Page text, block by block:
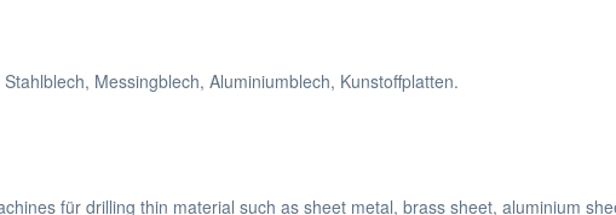
Messingblech, Aluminiumblech, Kunstoffplatten.
für drilling thin material such as sheet metal, brass sheet, aluminium